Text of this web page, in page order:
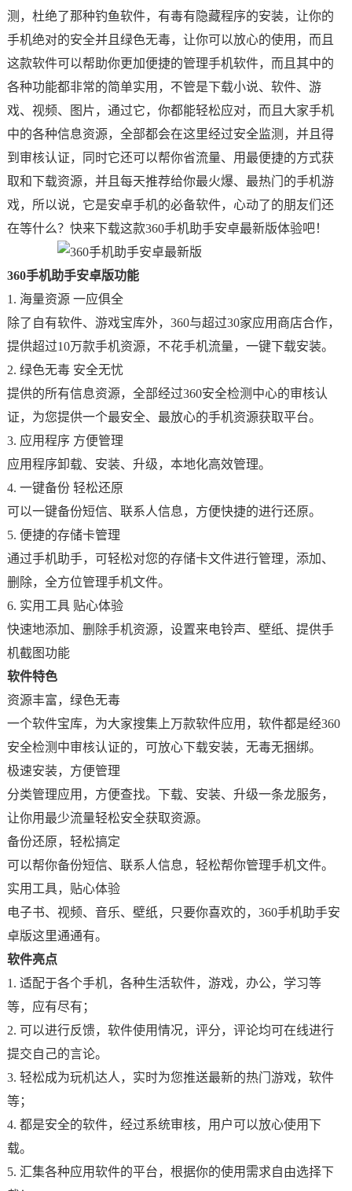
测，杜绝了那种钓鱼软件，有毒有隐藏程序的安装，让你的
手机绝对的安全并且绿色无毒，让你可以放心的使用，而且
这款软件可以帮助你更加便捷的管理手机软件，而且其中的
各种功能都非常的简单实用，不管是下载小说、软件、游
戏、视频、图片，通过它，你都能轻松应对，而且大家手机
中的各种信息资源，全部都会在这里经过安全监测，并且得
到审核认证，同时它还可以帮你省流量、用最便捷的方式获
取和下载资源，并且每天推荐给你最火爆、最热门的手机游
戏，所以说，它是安卓手机的必备软件，心动了的朋友们还
在等什么？快来下载这款360手机助手安卓最新版体验吧！
360手机助手安卓版功能
1. 海量资源 一应俱全
除了自有软件、游戏宝库外，360与超过30家应用商店合作，
提供超过10万款手机资源，不花手机流量，一键下载安装。
2. 绿色无毒 安全无忧
提供的所有信息资源，全部经过360安全检测中心的审核认
证，为您提供一个最安全、最放心的手机资源获取平台。
3. 应用程序 方便管理
应用程序卸载、安装、升级，本地化高效管理。
4. 一键备份 轻松还原
可以一键备份短信、联系人信息，方便快捷的进行还原。
5. 便捷的存储卡管理
通过手机助手，可轻松对您的存储卡文件进行管理，添加、
删除，全方位管理手机文件。
6. 实用工具 贴心体验
快速地添加、删除手机资源，设置来电铃声、壁纸、提供手
机截图功能
软件特色
资源丰富，绿色无毒
一个软件宝库，为大家搜集上万款软件应用，软件都是经360
安全检测中审核认证的，可放心下载安装，无毒无捆绑。
极速安装，方便管理
分类管理应用，方便查找。下载、安装、升级一条龙服务，
让你用最少流量轻松安全获取资源。
备份还原，轻松搞定
可以帮你备份短信、联系人信息，轻松帮你管理手机文件。
实用工具，贴心体验
电子书、视频、音乐、壁纸，只要你喜欢的，360手机助手安
卓版这里通通有。
软件亮点
1. 适配于各个手机，各种生活软件，游戏，办公，学习等
等，应有尽有；
2. 可以进行反馈，软件使用情况，评分，评论均可在线进行
提交自己的言论。
3. 轻松成为玩机达人，实时为您推送最新的热门游戏，软件
等；
4. 都是安全的软件，经过系统审核，用户可以放心使用下
载。
5. 汇集各种应用软件的平台，根据你的使用需求自由选择下